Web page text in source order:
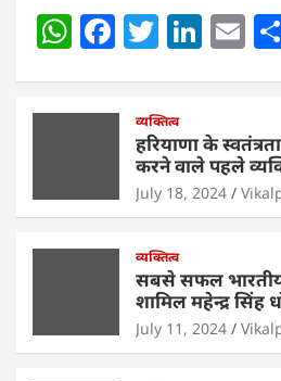
W
at
p
p
F
c
b
o
o
T
er
Li
e
dI
n
E
l
व्यक्तित्व
हरियाणा के
करने वाले पहले
July 18, 2024
व्यक्तित्व
सबसे सफल भारतीय
शामिल महेन्द्र सिंह
July 11, 2024